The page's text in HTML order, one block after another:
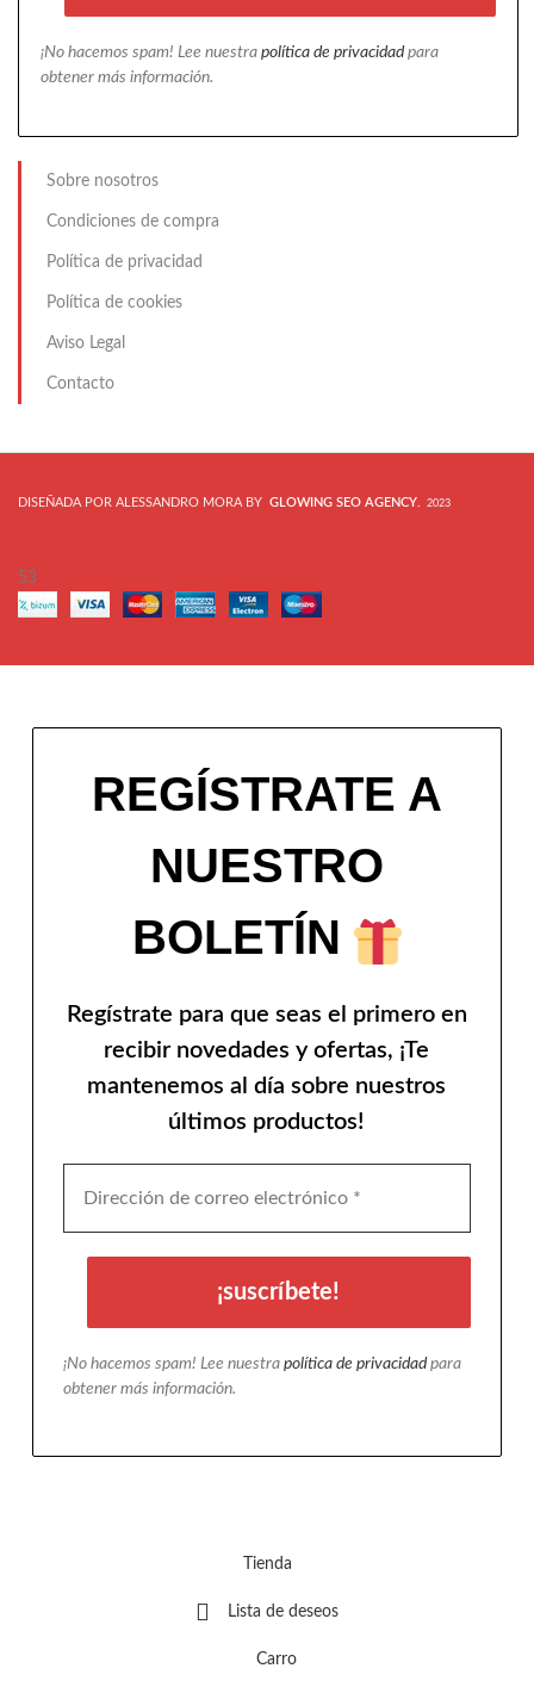
¡No hacemos spam! Lee nuestra política de privacidadpara
obtener más información.
Sobre nosotros
Condiciones de compra
Política de privacidad
Política de cookies
Aviso Legal
Contacto
DISEÑADA POR ALESSANDRO MORA BY GLOWING SEO AGENCY 2023
53
REGÍSTRATE A
NUESTRO
BOLETÍN
Regístrate para que seas el primero en
recibir novedades y ofertas, ¡Te
mantenemos al día sobre nuestros
últimos productos!
¡No hacemos spam! Lee nuestra política de privacidadpara
obtener más información.
Tienda
Lista de deseos
Carro